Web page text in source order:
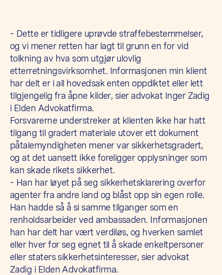
– Dette er tidligere uprøvde straffebestemmelser,
og vi mener retten har lagt til grunn en for vid
tolkning av hva som utgjør ulovlig
etterretningsvirksomhet. Informasjonen min klient
har delt er i all hovedsak enten oppdiktet eller lett
tilgjengelig fra åpne kilder, sier advokat Inger Zadig
i Elden Advokatfirma.
Forsvarerne understreker at klienten ikke har hatt
tilgang til gradert materiale utover ett dokument
påtalemyndigheten mener var sikkerhetsgradert,
og at det uansett ikke foreligger opplysninger som
kan skade rikets sikkerhet.
– Han har løyet på seg sikkerhetsklarering overfor
agenter fra andre land og blåst opp sin egen rolle.
Han hadde så å si samme tilganger som en
renholdsarbeider ved ambassaden. Informasjonen
han har delt har vært verdiløs, og hverken samlet
eller hver for seg egnet til å skade enkeltpersoner
eller staters sikkerhetsinteresser, sier advokat
Zadig i Elden Advokatfirma.